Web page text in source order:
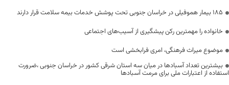
۱۸۵ بیمار هموفیلی در خراسان جنوبی تحت پوشش خدمات بیمه سلامت قرار دارند
خانواده را مهمترین رکن پیشگیری از آسیب‌های اجتماعی
موضوع میراث فرهنگی، امری فرابخشی است
بیشترین تعداد آسبادها در میان سه استان شرقی کشور در خراسان جنوبی ،ضرورت
استفاده از اعتبارات ملی برای مرمت آسبادها